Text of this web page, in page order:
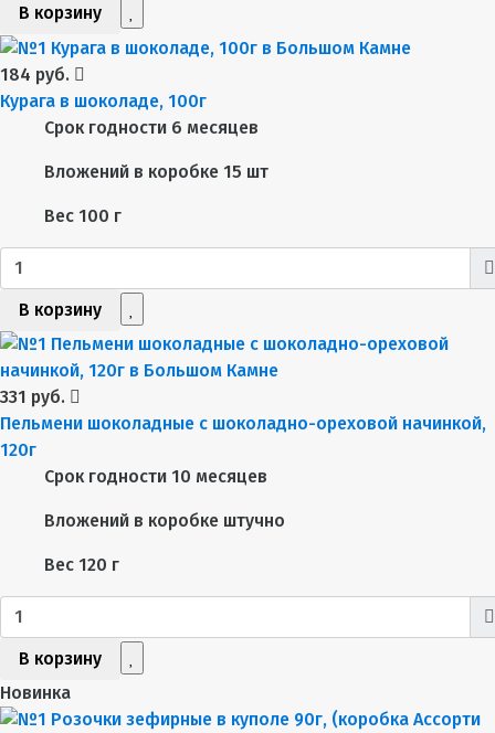
В корзину
184 руб.
Курага в шоколаде, 100г
Срок годности 6 месяцев
Вложений в коробке 15 шт
Вес 100 г
В корзину
331 руб.
Пельмени шоколадные с шоколадно-ореховой начинкой,
120г
Срок годности 10 месяцев
Вложений в коробке штучно
Вес 120 г
В корзину
Новинка